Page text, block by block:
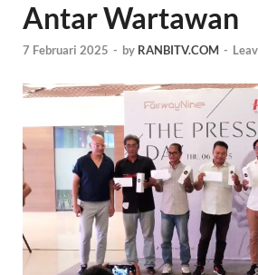
Antar Wartawan
7 Februari 2025 - by RANBITV.COM -